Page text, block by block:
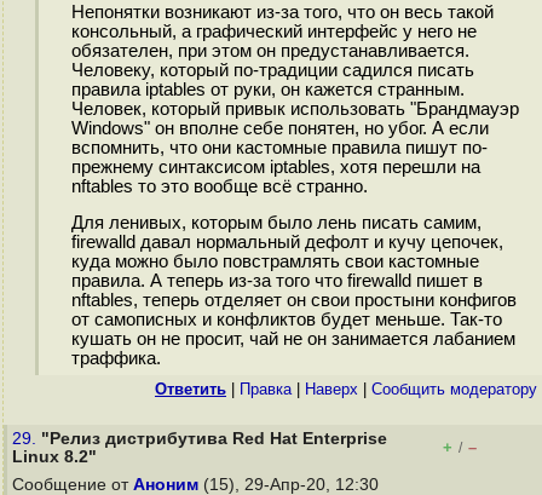
Непонятки возникают из-за того, что он весь такой
консольный, а графический интерфейс у него не
обязателен, при этом он предустанавливается.
Человеку, который по-традиции садился писать
правила iptables от руки, он кажется странным.
Человек, который привык использовать "Брандмауэр
Windows" он вполне себе понятен, но убог. А если
вспомнить, что они кастомные правила пишут по-
прежнему синтаксисом iptables, хотя перешли на
nftables то это вообще всё странно.
Для ленивых, которым было лень писать самим,
firewalld давал нормальный дефолт и кучу цепочек,
куда можно было повстрамлять свои кастомные
правила. А теперь из-за того что firewalld пишет в
nftables, теперь отделяет он свои простыни конфигов
от самописных и конфликтов будет меньше. Так-то
кушать он не просит, чай не он занимается лабанием
траффика.
Ответить Правка| Наверх Cообщить модератору
29. "Релиз дистрибутива Red Hat Enterprise
Linux 8.2"
+ / –
Сообщение от Аноним (15), 29-Апр-20, 12:30